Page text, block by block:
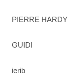
PIERRE HARDY
GUIDI
ierib